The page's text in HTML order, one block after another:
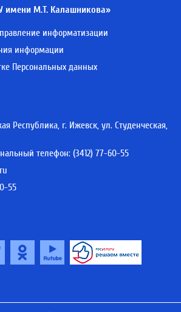
М.Т. Калашникова»
информатизации
информации
Персональных данных
Республика, г. Ижевск, ул. Студенческая,
телефон: (3412) 77-60-55
55